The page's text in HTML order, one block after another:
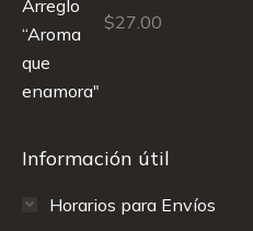
$27.00
Información útil
Horarios para Envíos